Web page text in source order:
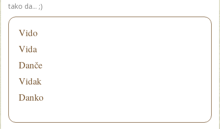
tako da... ;)
Vido
Vida
Danče
Vidak
Danko